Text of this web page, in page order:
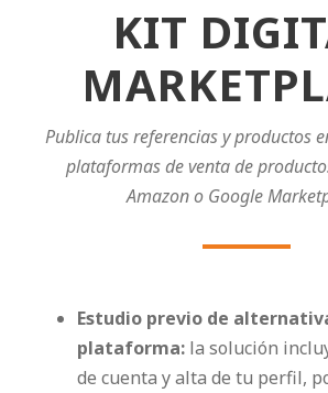
KIT
Publica tus referencias y productos
plataformas de venta de
Amazon o Google
Estudio previo de
plataforma: la solución
de cuenta y alta de tu perfil,